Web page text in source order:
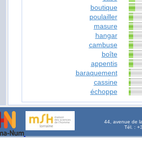
boutique
poulailler
masure
hangar
cambuse
boîte
appentis
baraquement
cassine
échoppe
44, avenue de
Tél. :